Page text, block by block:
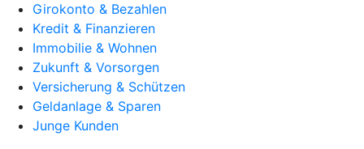
Girokonto & Bezahlen
Kredit & Finanzieren
Immobilie & Wohnen
Zukunft & Vorsorgen
Versicherung & Schützen
Geldanlage & Sparen
Junge Kunden